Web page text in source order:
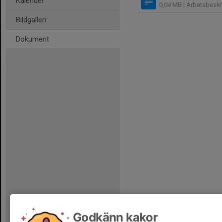
Bildgalleri
Dokument
0,04 MB |
Godkänn kakor